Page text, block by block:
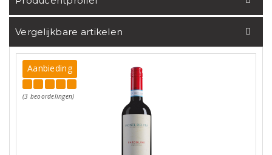
Vergelijkbare artikelen
Aanbieding
(3 beoordelingen)